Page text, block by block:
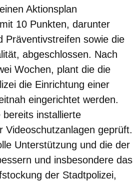
Aktionsplan
10 Punkten, darunter
Präventivstreifen sowie die
abgeschlossen. Nach
Wochen, plant die die
die Einrichtung einer
eingerichtet werden.
installierte
Videoschutzanlagen geprüft.
Unterstützung und die der
und insbesondere das
der Stadtpolizei,